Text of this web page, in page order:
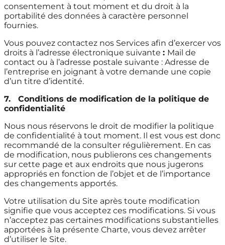
consentement à tout moment et du droit à la
portabilité des données à caractère personnel
fournies.
Vous pouvez contactez nos Services afin d’exercer vos
droits à l’adresse électronique suivante : Mail de
contact ou à l’adresse postale suivante : Adresse de
l’entreprise en joignant à votre demande une copie
d’un titre d’identité.
7. Conditions de modification de la politique de
confidentialité
Nous nous réservons le droit de modifier la politique
de confidentialité à tout moment. Il est vous est donc
recommandé de la consulter régulièrement. En cas
de modification, nous publierons ces changements
sur cette page et aux endroits que nous jugerons
appropriés en fonction de l’objet et de l’importance
des changements apportés.
Votre utilisation du Site après toute modification
signifie que vous acceptez ces modifications. Si vous
n’acceptez pas certaines modifications substantielles
apportées à la présente Charte, vous devez arrêter
d’utiliser le Site.